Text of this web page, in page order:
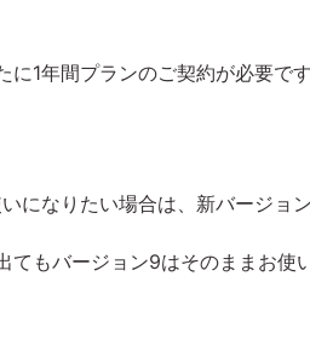
1年間プランのご契約が必要です
なりたい場合は、新バージョ
もバージョン9はそのままお使